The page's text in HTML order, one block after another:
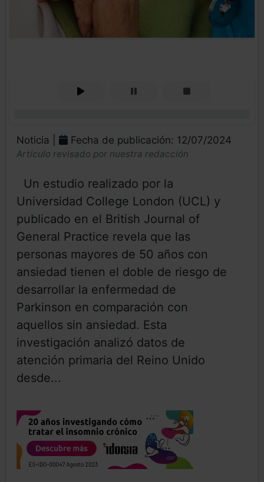
Noticia | Fecha de publicación: 12/07/2024
Artículo revisado por nuestra redacción
Un estudio realizado por la
Universidad College London (UCL) y
publicado en el British Journal of
General Practice revela que las
personas mayores de 50 años con
ansiedad tienen el doble de riesgo de
desarrollar la enfermedad de
Parkinson en comparación con
aquellos sin ansiedad. Esta
investigación analizó datos de
atención primaria del Reino Unido
desde...